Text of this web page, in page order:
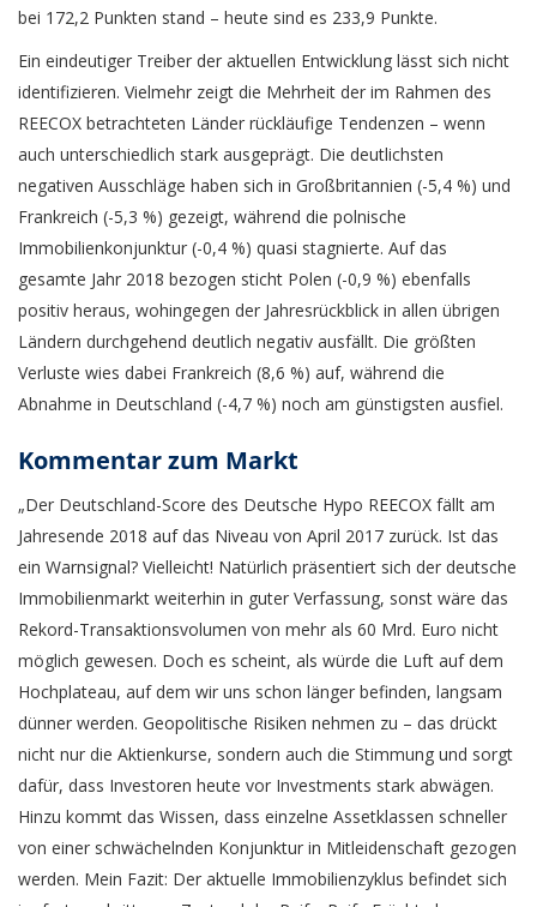
bei 172,2 Punkten stand – heute sind es 233,9 Punkte.
Ein eindeutiger Treiber der aktuellen Entwicklung lässt sich nicht
identifizieren. Vielmehr zeigt die Mehrheit der im Rahmen des
REECOX betrachteten Länder rückläufige Tendenzen – wenn
auch unterschiedlich stark ausgeprägt. Die deutlichsten
negativen Ausschläge haben sich in Großbritannien (-5,4 %) und
Frankreich (-5,3 %) gezeigt, während die polnische
Immobilienkonjunktur (-0,4 %) quasi stagnierte. Auf das
gesamte Jahr 2018 bezogen sticht Polen (-0,9 %) ebenfalls
positiv heraus, wohingegen der Jahresrückblick in allen übrigen
Ländern durchgehend deutlich negativ ausfällt. Die größten
Verluste wies dabei Frankreich (8,6 %) auf, während die
Abnahme in Deutschland (-4,7 %) noch am günstigsten ausfiel.
Kommentar zum Markt
„Der Deutschland-Score des Deutsche Hypo REECOX fällt am
Jahresende 2018 auf das Niveau von April 2017 zurück. Ist das
ein Warnsignal? Vielleicht! Natürlich präsentiert sich der deutsche
Immobilienmarkt weiterhin in guter Verfassung, sonst wäre das
Rekord-Transaktionsvolumen von mehr als 60 Mrd. Euro nicht
möglich gewesen. Doch es scheint, als würde die Luft auf dem
Hochplateau, auf dem wir uns schon länger befinden, langsam
dünner werden. Geopolitische Risiken nehmen zu – das drückt
nicht nur die Aktienkurse, sondern auch die Stimmung und sorgt
dafür, dass Investoren heute vor Investments stark abwägen.
Hinzu kommt das Wissen, dass einzelne Assetklassen schneller
von einer schwächelnden Konjunktur in Mitleidenschaft gezogen
werden. Mein Fazit: Der aktuelle Immobilienzyklus befindet sich